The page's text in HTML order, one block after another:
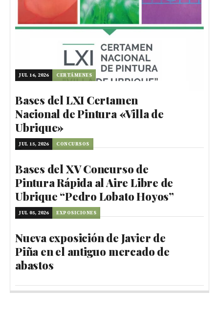
JUL 16, 2026 CERTÁMENES
Bases del LXI Certamen
Nacional de Pintura «Villa de
Ubrique»
JUL 15, 2026 CONCURSOS
Bases del XV Concurso de
Pintura Rápida al Aire Libre de
Ubrique “Pedro Lobato Hoyos”
JUL 05, 2026 EXPOSICIONES
Nueva exposición de Javier de
Piña en el antiguo mercado de
abastos